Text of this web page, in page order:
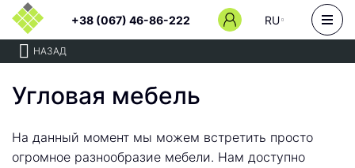
+38 (067) 46-86-222 RU
НАЗАД
Угловая мебель
На данный момент мы можем встретить просто
огромное разнообразие мебели. Нам доступно